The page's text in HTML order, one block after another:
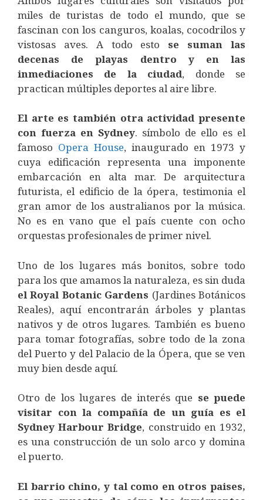
miles de turistas de todo el mundo, que se
fascinan con los canguros, koalas, cocodrilos y
vistosas aves. A todo esto se suman las
decenas de playas dentro y en las
inmediaciones de la ciudad, donde se
practican múltiples deportes al aire libre.
El arte es también otra actividad presente
con fuerza en Sydney. símbolo de ello es el
famoso Opera House, inaugurado en 1973 y
cuya edificación representa una imponente
embarcación en alta mar. De arquitectura
futurista, el edificio de la ópera, testimonia el
gran amor de los australianos por la música.
No es en vano que el país cuente con ocho
orquestas profesionales de primer nivel.
Uno de los lugares más bonitos, sobre todo
para los que amamos la naturaleza, es sin duda
el Royal Botanic Gardens (Jardines Botánicos
Reales), aquí encontrarán árboles y plantas
nativos y de otros lugares. También es bueno
para tomar fotografías, sobre todo de la zona
del Puerto y del Palacio de la Ópera, que se ven
muy bien desde aquí.
Otro de los lugares de interés que se puede
visitar con la compañía de un guía es el
Sydney Harbour Bridge, construido en 1932,
es una construcción de un solo arco y domina
el puerto.
El barrio chino, y tal como en otros paises,